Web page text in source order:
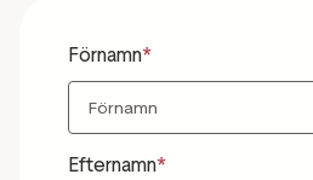
Förnamn
Efternamn